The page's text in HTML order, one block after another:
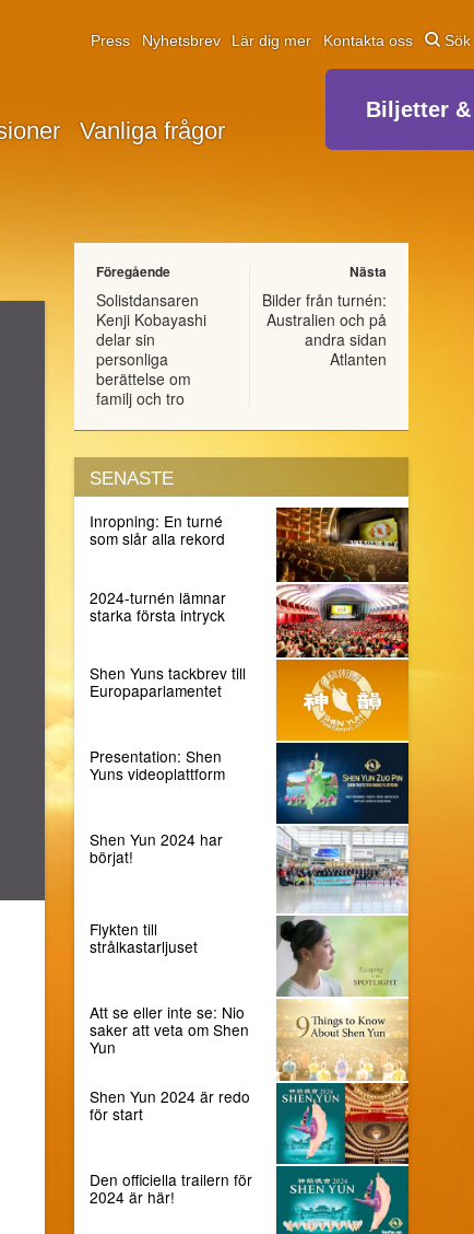
Vanliga frågor
Press Nyhetsbrev Lär dig mer Kontakta oss Sök
Biljetter
Föregående
Solistdansaren
Kenji Kobayashi
delar sin
personliga
berättelse om
familj och tro
Nästa
Bilder från turnén:
Australien och på
andra sidan
Atlanten
SENASTE
Inropning: En turné
som slår alla rekord
2024-turnén lämnar
starka första intryck
Shen Yuns tackbrev till
Europaparlamentet
Presentation: Shen
Yuns videoplattform
Shen Yun 2024 har
börjat!
Flykten till
strålkastarljuset
Att se eller inte se: Nio
saker att veta om Shen
Yun
Shen Yun 2024 är redo
för start
Den officiella trailern för
2024 är här!